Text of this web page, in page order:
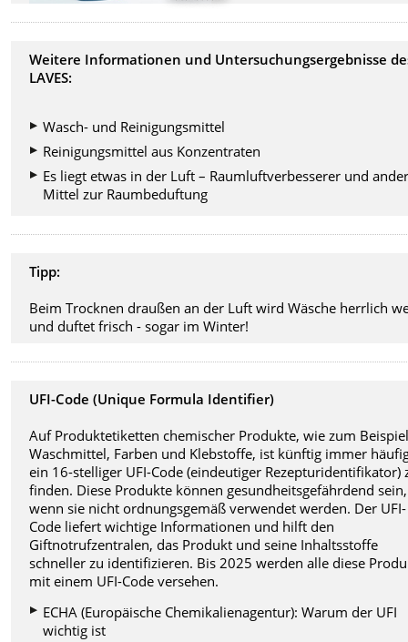
Weitere Informationen und Untersuchungsergebnisse
LAVES:
Wasch- und Reinigungsmittel
Reinigungsmittel aus Konzentraten
Es liegt etwas in der Luft – Raumluftverbesserer und
Mittel zur Raumbeduftung
Tipp:
Beim Trocknen draußen an der Luft wird Wäsche herrlich
und duftet frisch - sogar im Winter!
UFI-Code (Unique Formula Identifier)
Auf Produktetiketten chemischer Produkte, wie zum
Waschmittel, Farben und Klebstoffe, ist künftig immer
ein 16-stelliger UFI-Code (eindeutiger Rezepturidentifikator)
finden. Diese Produkte können gesundheitsgefährdend sein,
wenn sie nicht ordnungsgemäß verwendet werden. Der UFI-
Code liefert wichtige Informationen und hilft den
Giftnotrufzentralen, das Produkt und seine Inhaltsstoffe
schneller zu identifizieren. Bis 2025 werden alle diese
mit einem UFI-Code versehen.
ECHA (Europäische Chemikalienagentur): Warum der UFI
wichtig ist